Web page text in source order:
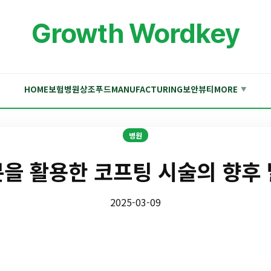
Growth Wordkey
HOME보험병원상조푸드MANUFACTURING보안뷰티MORE ▼
병원
활용한 코프팅 시술의 향후
2025-03-09